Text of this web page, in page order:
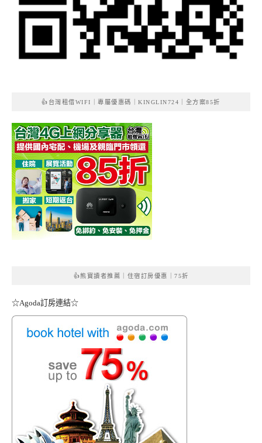
👍台灣租借WIFI｜專屬優惠碼｜KINGLIN724｜全方案85折
👍熊寶讀者推薦｜住宿訂房優惠｜75折
☆Agoda訂房連結☆